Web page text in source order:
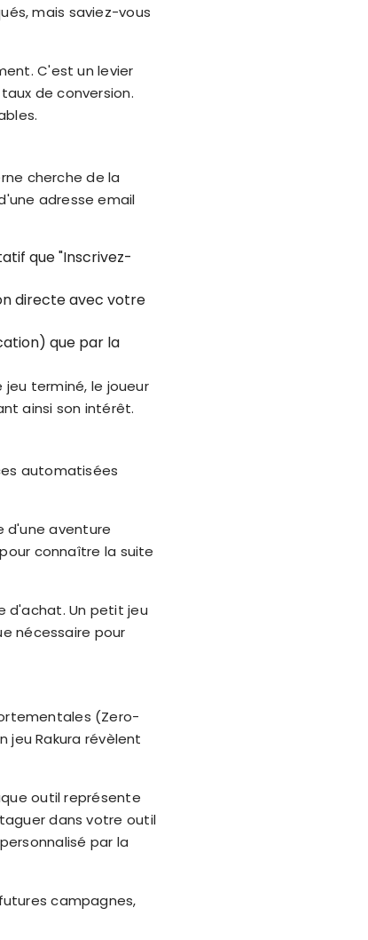
mais saviez-vous
C'est un levier
de conversion.
cherche de la
adresse email
que "Inscrivez-
directe avec votre
que par la
jeu terminé, le joueur
ainsi son intérêt.
automatisées
d'une aventure
connaître la suite
d'achat. Un petit jeu
nécessaire pour
(Zero-
jeu Rakura révèlent
outil représente
dans votre outil
par la
campagnes,